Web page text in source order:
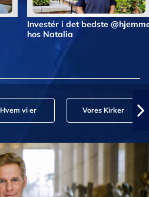
Investér i det bedste
hos Natalia
Hvem vi er Vores Kirker